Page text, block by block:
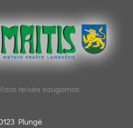
teisės saugomos.
Plungė